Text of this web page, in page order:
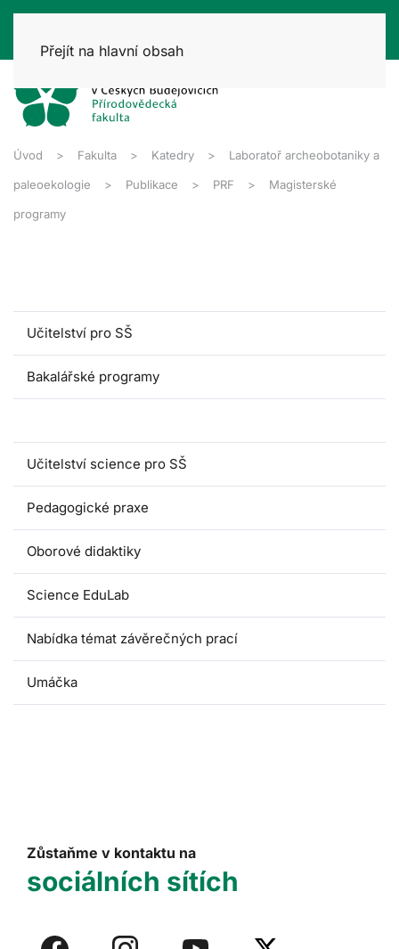
Přejít na hlavní obsah
Úvod Fakulta Katedry Laboratoř archeobotaniky a
paleoekologie Publikace PRF Magisterské
programy
Učitelství pro SŠ
Bakalářské programy
Učitelství science pro SŠ
Pedagogické praxe
Oborové didaktiky
Science EduLab
Nabídka témat závěrečných prací
Umáčka
Zůstaňme v kontaktu na
sociálních sítích